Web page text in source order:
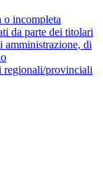
o incompleta
da parte dei titolari
di
regionali/provinciali